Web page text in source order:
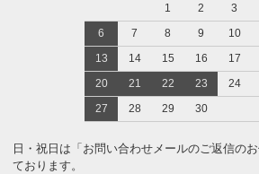
1
2 3
6
7 8 9 10
13
14 15 16 17
20
21 22 23 24
27
28 29 30
日・祝日は「お問い合わせメールのご返信の
ております。